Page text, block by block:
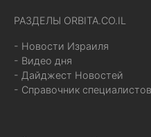
РАЗДЕЛЫ ORBITA.CO.IL
- Новости Израиля
- Видео дня
- Дайджест Новостей
- Справочник специалистов